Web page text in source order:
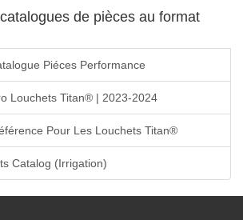
de pièces au format
Piéces Performance
Louchets Titan® | 2023-2024
Pour Les Louchets Titan®
Catalog (Irrigation)